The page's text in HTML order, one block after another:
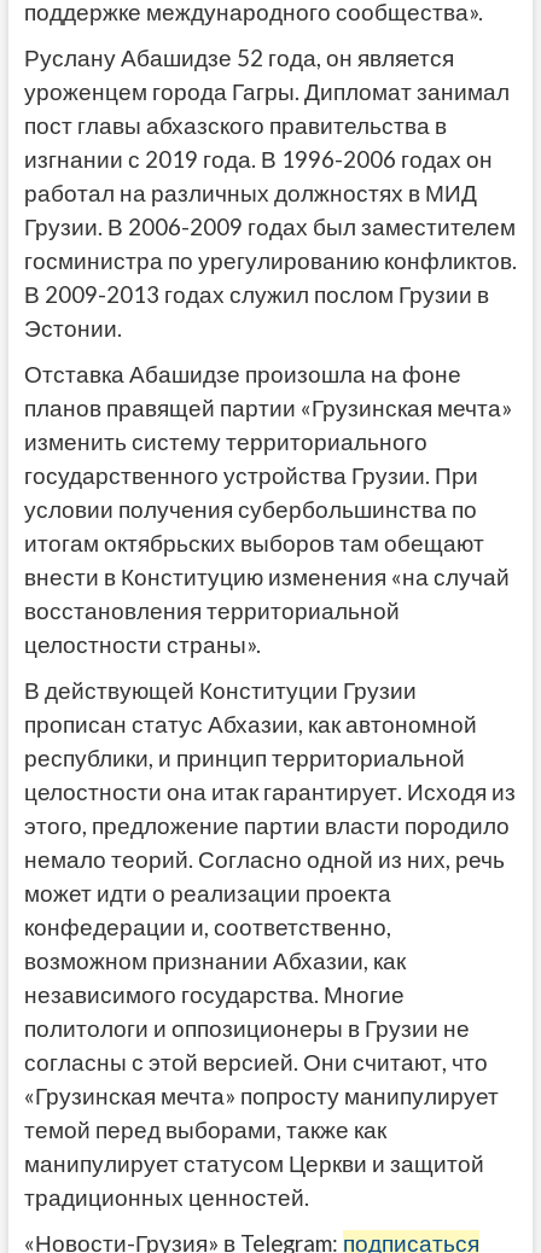
поддержке международного сообщества».
Руслану Абашидзе 52 года, он является
уроженцем города Гагры. Дипломат занимал
пост главы абхазского правительства в
изгнании с 2019 года. В 1996-2006 годах он
работал на различных должностях в МИД
Грузии. В 2006-2009 годах был заместителем
госминистра по урегулированию конфликтов.
В 2009-2013 годах служил послом Грузии в
Эстонии.
Отставка Абашидзе произошла на фоне
планов правящей партии «Грузинская мечта»
изменить систему территориального
государственного устройства Грузии. При
условии получения субербольшинства по
итогам октябрьских выборов там обещают
внести в Конституцию изменения «на случай
восстановления территориальной
целостности страны».
В действующей Конституции Грузии
прописан статус Абхазии, как автономной
республики, и принцип территориальной
целостности она итак гарантирует. Исходя из
этого, предложение партии власти породило
немало теорий. Согласно одной из них, речь
может идти о реализации проекта
конфедерации и, соответственно,
возможном признании Абхазии, как
независимого государства. Многие
политологи и оппозиционеры в Грузии не
согласны с этой версией. Они считают, что
«Грузинская мечта» попросту манипулирует
темой перед выборами, также как
манипулирует статусом Церкви и защитой
традиционных ценностей.
«Новости-Грузия» в Telegram: подписаться